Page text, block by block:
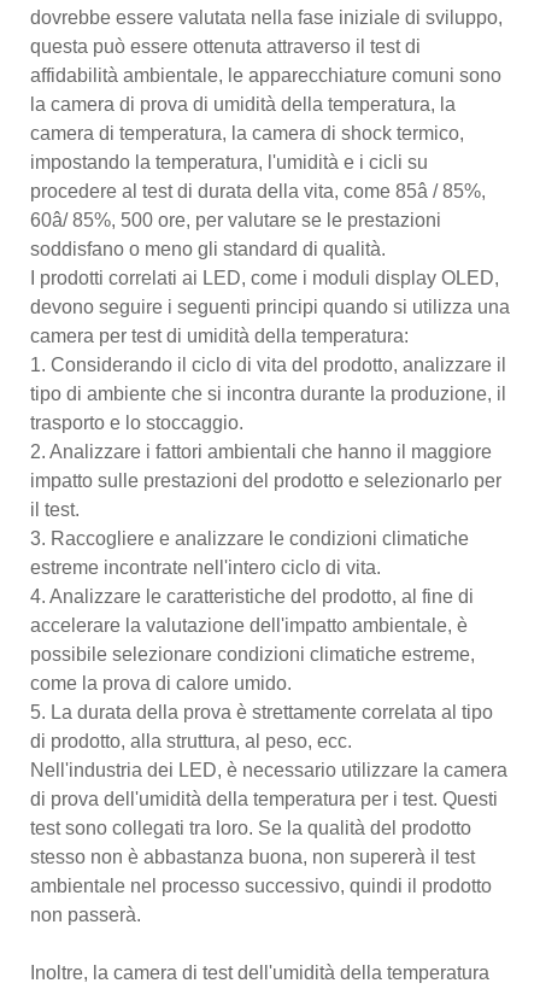
dovrebbe essere valutata nella fase iniziale di sviluppo,
questa può essere ottenuta attraverso il test di
affidabilità ambientale, le apparecchiature comuni sono
la camera di prova di umidità della temperatura, la
camera di temperatura, la camera di shock termico,
impostando la temperatura, l'umidità e i cicli su
procedere al test di durata della vita, come 85â / 85%,
60â/ 85%, 500 ore, per valutare se le prestazioni
soddisfano o meno gli standard di qualità.
I prodotti correlati ai LED, come i moduli display OLED,
devono seguire i seguenti principi quando si utilizza una
camera per test di umidità della temperatura:
1. Considerando il ciclo di vita del prodotto, analizzare il
tipo di ambiente che si incontra durante la produzione, il
trasporto e lo stoccaggio.
2. Analizzare i fattori ambientali che hanno il maggiore
impatto sulle prestazioni del prodotto e selezionarlo per
il test.
3. Raccogliere e analizzare le condizioni climatiche
estreme incontrate nell'intero ciclo di vita.
4. Analizzare le caratteristiche del prodotto, al fine di
accelerare la valutazione dell'impatto ambientale, è
possibile selezionare condizioni climatiche estreme,
come la prova di calore umido.
5. La durata della prova è strettamente correlata al tipo
di prodotto, alla struttura, al peso, ecc.
Nell'industria dei LED, è necessario utilizzare la camera
di prova dell'umidità della temperatura per i test. Questi
test sono collegati tra loro. Se la qualità del prodotto
stesso non è abbastanza buona, non supererà il test
ambientale nel processo successivo, quindi il prodotto
non passerà.
Inoltre, la camera di test dell'umidità della temperatura